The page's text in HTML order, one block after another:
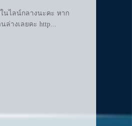
นไลน์กลางนะคะ หาก
างเลยคะ http...